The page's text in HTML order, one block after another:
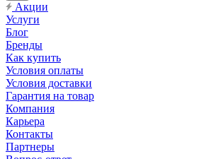
Акции
Услуги
Блог
Бренды
Как купить
Условия оплаты
Условия доставки
Гарантия на товар
Компания
Карьера
Контакты
Партнеры